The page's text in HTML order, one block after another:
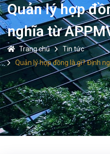
Quản lý hợp
nghĩa từ
Trang chủ
Tin tức
Quản lý hợp đồng là gì? Định